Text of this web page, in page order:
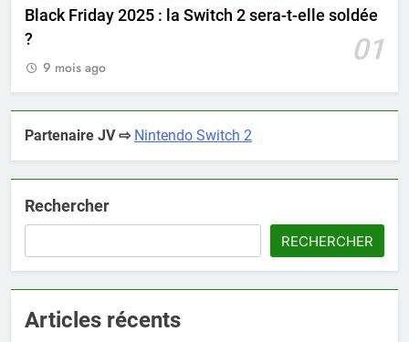
Black Friday 2025 : la Switch 2 sera-t-elle soldée
?
01
9 mois ago
Partenaire JV ⇨ Nintendo Switch 2
Rechercher
RECHERCHER
Articles récents